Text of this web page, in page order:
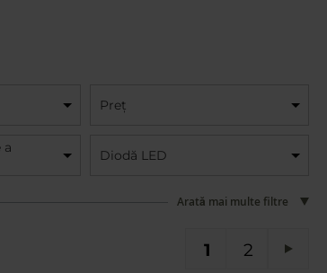
Preț
a
Diodă LED
Arată mai multe filtre
1
2